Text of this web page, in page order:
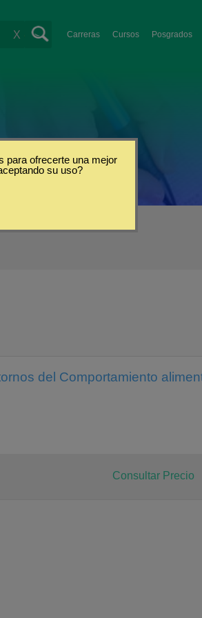
Carreras Cursos Posgrados
X
del Comportamiento
Consultar Precio
para ofrecerte una mejor
su uso?